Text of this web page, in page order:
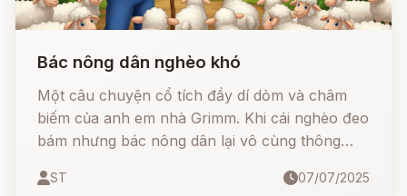
Bác nông dân nghèo khó
Một câu chuyện cổ tích đầy dí dỏm và châm
biếm của anh em nhà Grimm. Khi cái nghèo đeo
bám nhưng bác nông dân lại vô cùng thông
làng giàu có phải "đi tong" vì sự tham lam và
ST 07/07/2025